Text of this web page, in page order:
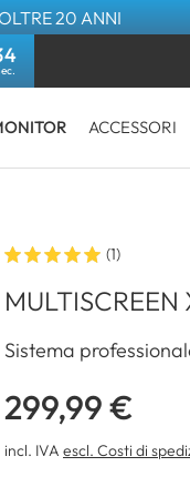
20 ANNI
ACCESSORI
(1)
Sistema
299,99 €
incl. IVA escl. Costi di